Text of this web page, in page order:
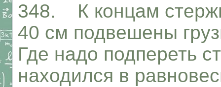
348. К концам
40 см подвешены
Где надо подпереть
находился в